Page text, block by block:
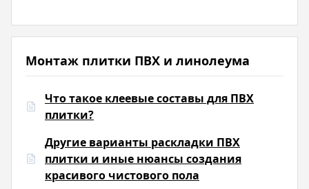
Монтаж плитки ПВХ и линолеума
Что такое клеевые составы для ПВХ
плитки?
Другие варианты раскладки ПВХ
плитки и иные нюансы создания
красивого чистового пола